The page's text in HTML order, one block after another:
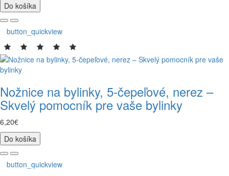
Do košíka
button_quickview
Nožnice na bylinky, 5-čepeľové, nerez –
Skvelý pomocník pre vaše bylinky
6,20€
Do košíka
button_quickview